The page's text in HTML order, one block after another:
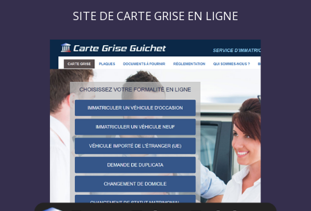
SITE DE CARTE GRISE EN LIGNE